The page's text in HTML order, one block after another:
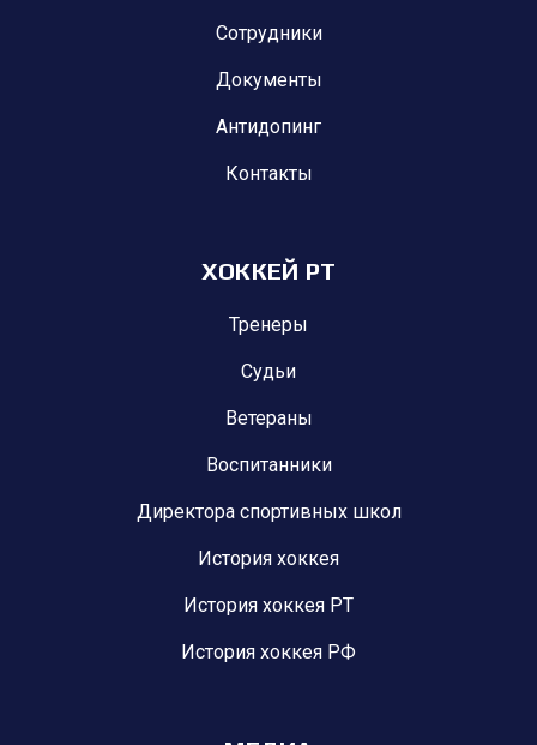
Сотрудники
Документы
Антидопинг
Контакты
ХОККЕЙ РТ
Тренеры
Судьи
Ветераны
Воспитанники
Директора спортивных школ
История хоккея
История хоккея РТ
История хоккея РФ